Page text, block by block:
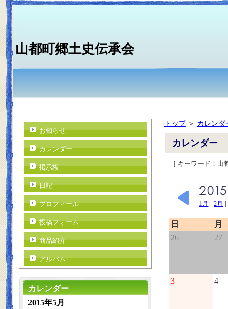
山都町郷土史伝承会
トップ＞ カレンダ
カレンダー
［ キーワード：
1月 |2月
日
月
26
27
3 4
お知らせ
カレンダー
掲示板
日記
プロフィール
投稿フォーム
商品紹介
アルバム
カレンダー
2015年5月